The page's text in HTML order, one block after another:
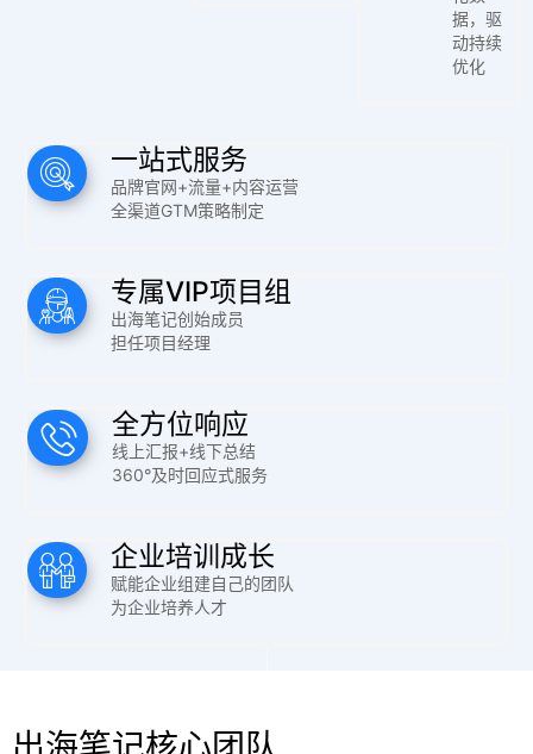
据，驱
动持续
优化
一站式服务
品牌官网+流量+内容运营
全渠道GTM策略制定
专属VIP项目组
出海笔记创始成员
担任项目经理
全方位响应
线上汇报+线下总结
360°及时回应式服务
企业培训成长
赋能企业组建自己的团队
为企业培养人才